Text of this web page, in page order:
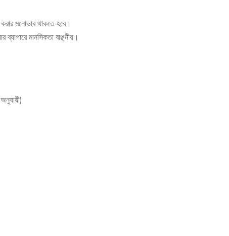
মনোভাব থাকতে হবে।
ব্যাপারে মানসিকতা বাঞ্ছনীয়।